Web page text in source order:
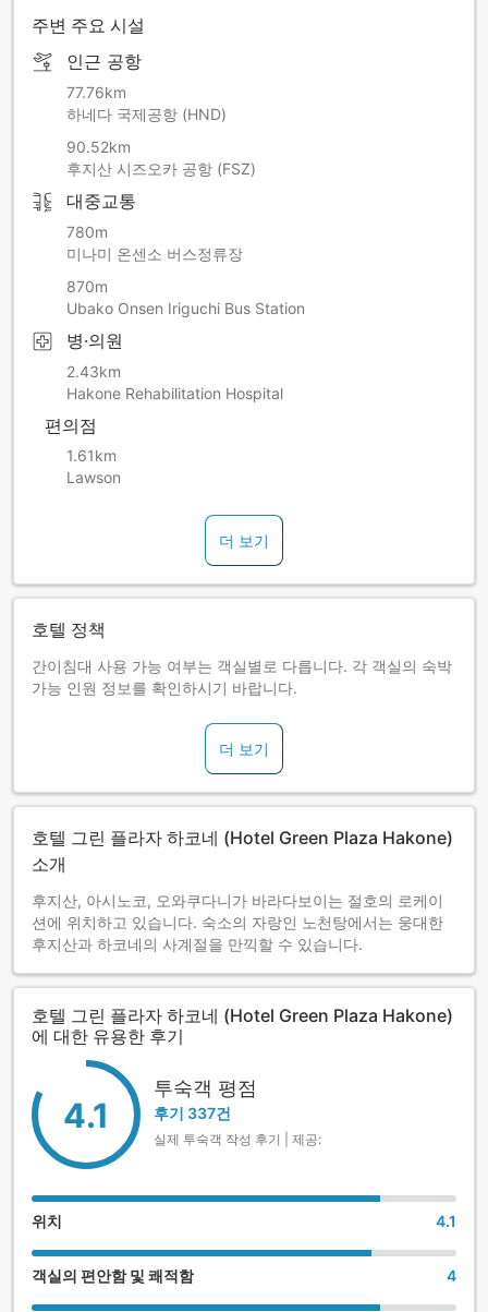
※다른 객실에서는 후지산 풍경이 보이지 않으므로 유의해 주십
■아동 A는 초등학생, 아동 B는 만 3~5세에 해당됩니다.
본 호텔에서는 자가원천수를 사용한 온천욕을 즐기실 수 있습
니다. 노천탕에서는 웅대한 후지산도 보입니다. 계절과 시간에
따라 다양한 표정으로 변하는 '일본 제일의 명산'을 바라보면서
우아한 시간을 보내시기 바랍니다.(영업시간
5:00~10:00/12:00~24:00)
■정원
본 숙소는 가든 디자이너인 마크 채프먼이 제안한 '하코네 로만
가든'을 오픈하였습니다. 후지산을 배경으로 사계절의 다채로
운 식물들로 가득한 공간에서 힐링타임을 가져보시기 바랍니
■시설
로비에서는 프로 피아니스트가 환상적인 그랜드 피아노 연주를
들려줍니다. 석식 후, 피아노로 연주되는 고급 클래식과 재즈에
귀를 기울이며 편안한 한때를 보내시기 바랍니다.(로비 콘서트
현지 명물 및 오리지널 화장품 등을 갖춘 매점이 있습니다.
주변 주요 시설
인근 공항
77.76km
하네다 국제공항 (HND)
90.52km
후지산 시즈오카 공항 (FSZ)
대중교통
780m
미나미 온센소 버스정류장
870m
Ubako Onsen Iriguchi Bus Station
병·의원
2.43km
Hakone Rehabilitation Hospital
편의점
1.61km
Lawson
더 보기
호텔 정책
간이침대 사용 가능 여부는 객실별로 다릅니다. 각 객실의 숙박
가능 인원 정보를 확인하시기 바랍니다.
더 보기
호텔 그린 플라자 하코네 (Hotel Green Plaza Hakone)
소개
후지산, 아시노코, 오와쿠다니가 바라다보이는 절호의 로케이
션에 위치하고 있습니다. 숙소의 자랑인 노천탕에서는 웅대한
후지산과 하코네의 사계절을 만끽할 수 있습니다.
호텔 그린 플라자 하코네 (Hotel Green Plaza Hakone)
에 대한 유용한 후기
4.1
투숙객 평점
후기 337건
실제 투숙객 작성 후기 | 제공:
위치 4.1
객실의 편안함 및 쾌적함 4